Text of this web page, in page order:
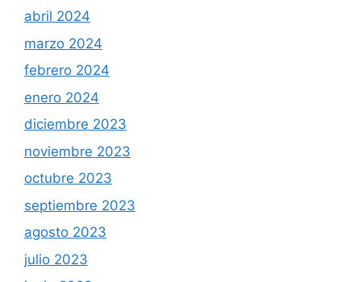
abril 2024
marzo 2024
febrero 2024
enero 2024
diciembre 2023
noviembre 2023
octubre 2023
septiembre 2023
agosto 2023
julio 2023